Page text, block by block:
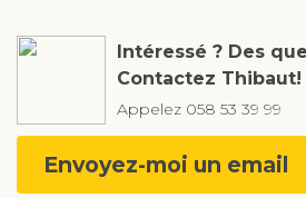
Intéressé ? Des
Contactez Thibaut!
Appelez 058 53 39 99
Envoyez-moi un email